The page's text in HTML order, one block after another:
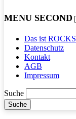
MENU SECOND
Das ist ROCKS
Datenschutz
Kontakt
AGB
Impressum
Suche